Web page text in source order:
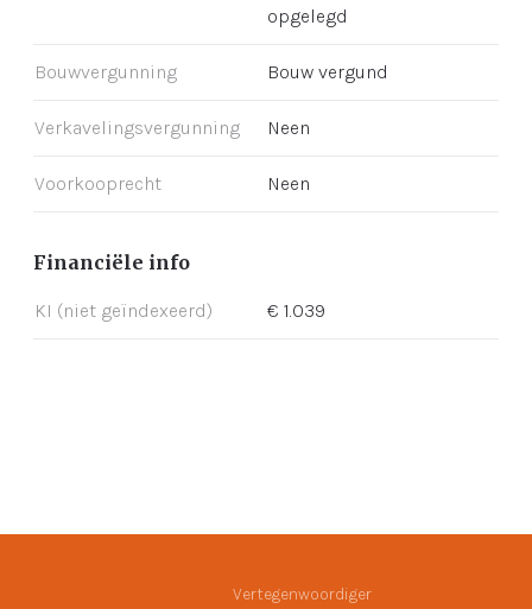
opgelegd
Bouwvergunning Bouw vergund
Verkavelingsvergunning Neen
Voorkooprecht Neen
Financiële info
KI (niet geïndexeerd) € 1.039
Vertegenwoordiger